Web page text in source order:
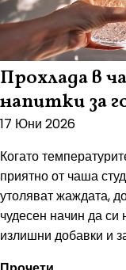
Прохлада в
напитки за
17 Юни 2026
Когато
приятно от чаша
утоляват жаждата,
чудесен начин да
излишни добавки и